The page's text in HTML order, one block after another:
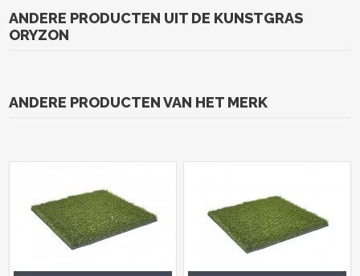
ANDERE PRODUCTEN UIT DE KUNSTGRAS
ORYZON
ANDERE PRODUCTEN VAN HET MERK